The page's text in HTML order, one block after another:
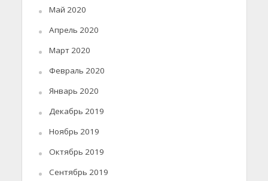
Май 2020
Апрель 2020
Март 2020
Февраль 2020
Январь 2020
Декабрь 2019
Ноябрь 2019
Октябрь 2019
Сентябрь 2019